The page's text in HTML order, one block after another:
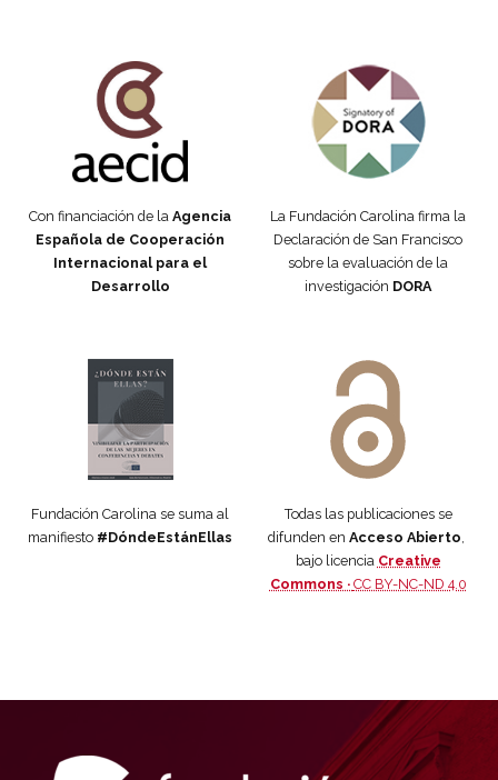
Con financiación de la Agencia
Española de Cooperación
Internacional para el
Desarrollo
La Fundación Carolina firma la
Declaración de San Francisco
sobre la evaluación de la
investigación DORA
Fundación Carolina se suma al
manifiesto #DóndeEstánEllas
Todas las publicaciones se
difunden en Acceso Abierto
bajo licencia Creative
Commons · CC BY-NC-ND 4.0